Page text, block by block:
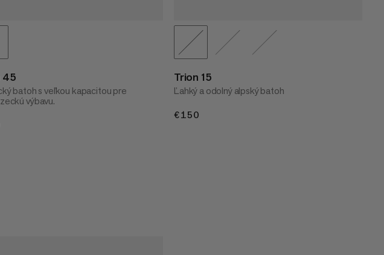
45
batoh s veľkou kapacitou pre
výbavu.
Trion 15
Ľahký a odolný alpský batoh
€150